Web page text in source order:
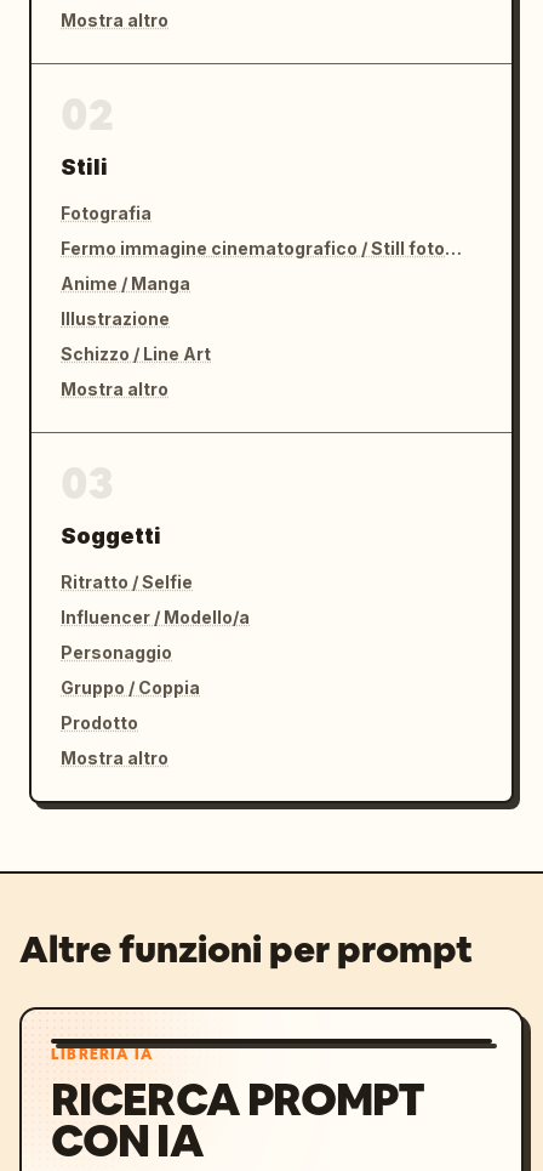
Mostra altro
Stili
Fotografia
Fermo immagine cinematografico / Still fotografico
Anime / Manga
Illustrazione
Schizzo / Line Art
Mostra altro
Soggetti
Ritratto / Selfie
Influencer / Modello/a
Personaggio
Gruppo / Coppia
Prodotto
Mostra altro
Altre funzioni per prompt
LIBRERIA IA
RICERCA PROMPT
CON IA